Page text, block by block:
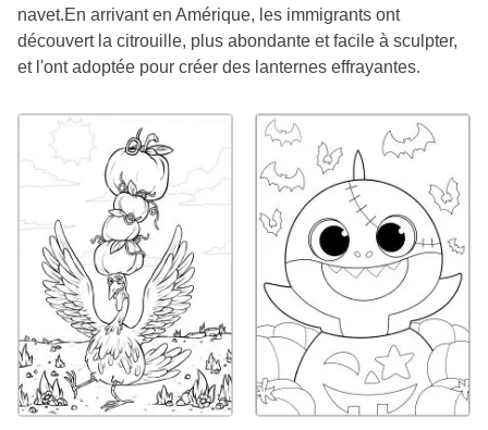
navet.En arrivant en Amérique, les immigrants ont
découvert la citrouille, plus abondante et facile à sculpter,
et l'ont adoptée pour créer des lanternes effrayantes.